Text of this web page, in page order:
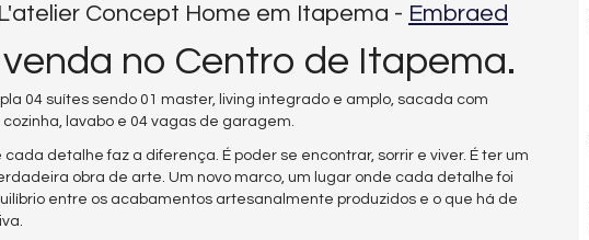
Concept Home em Itapema - Embraed
no Centro de Itapema.
04 suítes sendo 01 master, living integrado e amplo, sacada com
lavabo e 04 vagas de garagem.
detalhe faz a diferença. É poder se encontrar, sorrir e viver. É ter um
obra de arte. Um novo marco, um lugar onde cada detalhe foi
entre os acabamentos artesanalmente produzidos e o que há de